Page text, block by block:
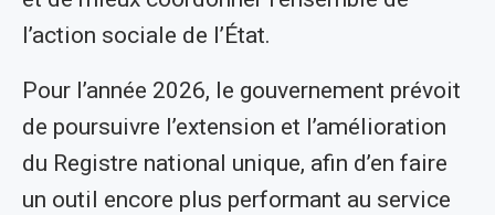
l’action sociale de l’État.
Pour l’année 2026, le gouvernement prévoit
de poursuivre l’extension et l’amélioration
du Registre national unique, afin d’en faire
un outil encore plus performant au service